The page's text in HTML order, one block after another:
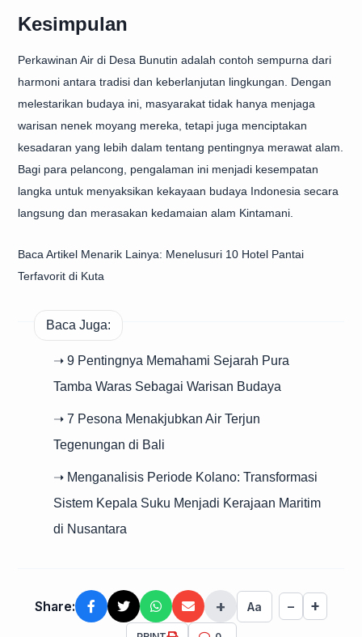
Kesimpulan
Perkawinan Air di Desa Bunutin adalah contoh sempurna dari
harmoni antara tradisi dan keberlanjutan lingkungan. Dengan
melestarikan budaya ini, masyarakat tidak hanya menjaga
warisan nenek moyang mereka, tetapi juga menciptakan
kesadaran yang lebih dalam tentang pentingnya merawat alam.
Bagi para pelancong, pengalaman ini menjadi kesempatan
langka untuk menyaksikan kekayaan budaya Indonesia secara
langsung dan merasakan kedamaian alam Kintamani.
Baca Artikel Menarik Lainya: Menelusuri 10 Hotel Pantai
Terfavorit di Kuta
Baca Juga:
➝ 9 Pentingnya Memahami Sejarah Pura
Tamba Waras Sebagai Warisan Budaya
➝ 7 Pesona Menakjubkan Air Terjun
Tegenungan di Bali
➝ Menganalisis Periode Kolano: Transformasi
Sistem Kepala Suku Menjadi Kerajaan Maritim
di Nusantara
Share: + Aa − +